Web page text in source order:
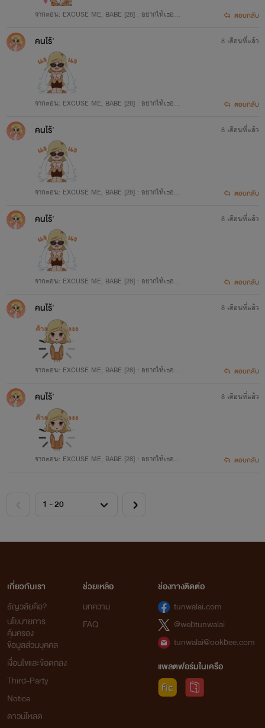
จากตอน: EXCUSE ME, BABE [28] : อยากให้เธอเป็
ตอบกลับ
คนไร้'
จากตอน: EXCUSE ME, BABE [28] : อยากให้เธอเป็
8 เดือนที่แล้ว
ตอบกลับ
คนไร้'
จากตอน: EXCUSE ME, BABE [28] : อยากให้เธอเป็
8 เดือนที่แล้ว
ตอบกลับ
คนไร้'
จากตอน: EXCUSE ME, BABE [28] : อยากให้เธอเป็
8 เดือนที่แล้ว
ตอบกลับ
คนไร้'
จากตอน: EXCUSE ME, BABE [28] : อยากให้เธอเป็
8 เดือนที่แล้ว
ตอบกลับ
คนไร้'
จากตอน: EXCUSE ME, BABE [28] : อยากให้เธอเป็
8 เดือนที่แล้ว
ตอบกลับ
เกี่ยวกับเรา
ธัญวลัยคือ?
นโยบายการ
คุ้มครอง
ข้อมูลส่วนบุคคล
เงื่อนไขและข้อตกลง
Third-Party
Notice
ดาวน์โหลด
ช่วยเหลือ
บทความ
FAQ
ช่องทางติดต่อ
tunwalai.com
@webtunwalai
tunwalai@ookbee.com
แพลตฟอร์มในเครือ